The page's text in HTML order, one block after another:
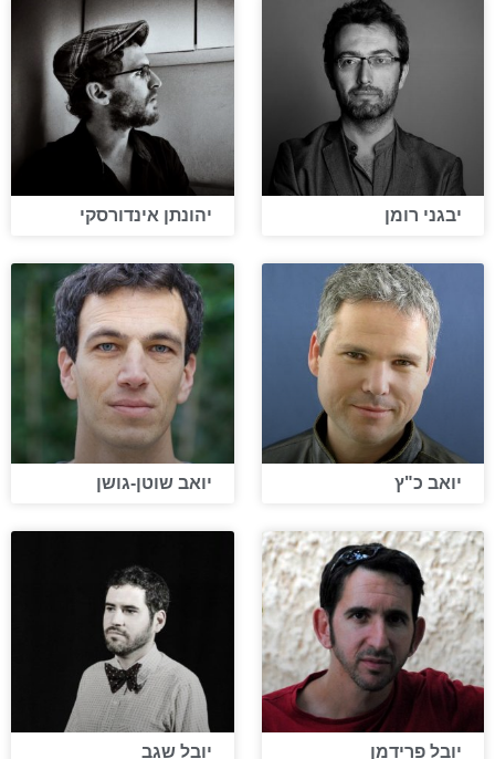
יבגני רומן יהונתן אינדורסקי
יואב כ"ץ יואב שוטן-גושן
יובל פרידמן יובל שגב